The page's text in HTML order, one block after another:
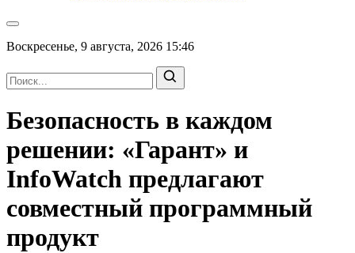
Воскресенье, 9 августа, 2026 15:46
Безопасность в каждом
решении: «Гарант» и
InfoWatch предлагают
совместный программный
продукт